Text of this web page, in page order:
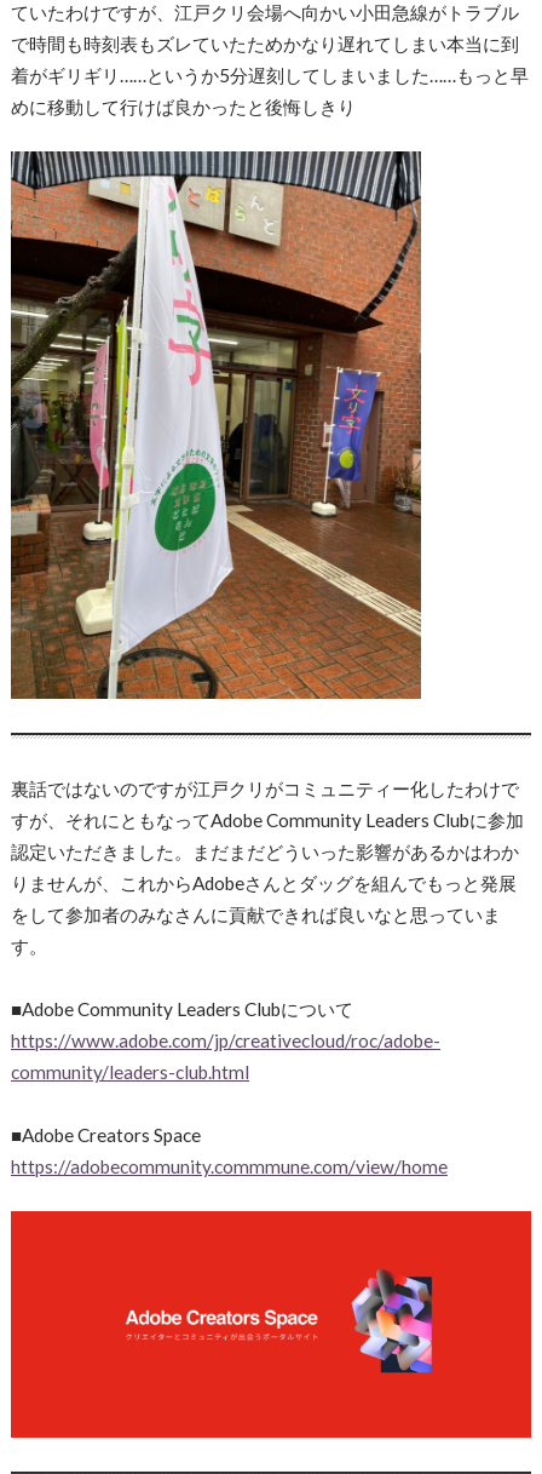
ていたわけですが、江戸クリ会場へ向かい小田急線がトラブル
で時間も時刻表もズレていたためかなり遅れてしまい本当に到
着がギリギリ……というか5分遅刻してしまいました……もっと早
めに移動して行けば良かったと後悔しきり
裏話ではないのですが江戸クリがコミュニティー化したわけで
すが、それにともなってAdobe Community Leaders Clubに参加
認定いただきました。まだまだどういった影響があるかはわか
りませんが、これからAdobeさんとダッグを組んでもっと発展
をして参加者のみなさんに貢献できれば良いなと思っていま
す。
■Adobe Community Leaders Clubについて
https://www.adobe.com/jp/creativecloud/roc/adobe-
community/leaders-club.html
■Adobe Creators Space
https://adobecommunity.commmune.com/view/home